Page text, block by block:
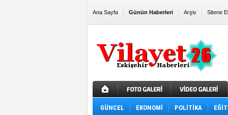
Ana Sayfa Günün Haberleri Arşiv Sitene
GÜNCEL EKONOMİ POLİTİKA